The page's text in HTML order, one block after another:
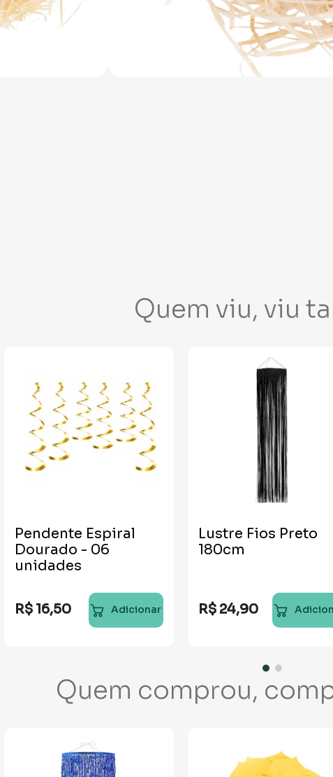
Quem viu, viu
Pendente Espiral
Dourado - 06
unidades
R$ 16,50 Adicionar
Lustre Fios Preto
180cm
R$ 24,90
Quem comprou,